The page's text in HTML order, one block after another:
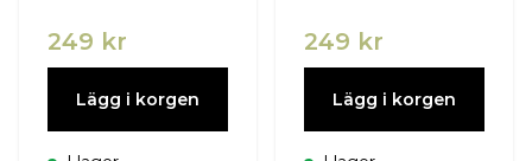
249 kr
Lägg i korgen
249 kr
Lägg i korgen